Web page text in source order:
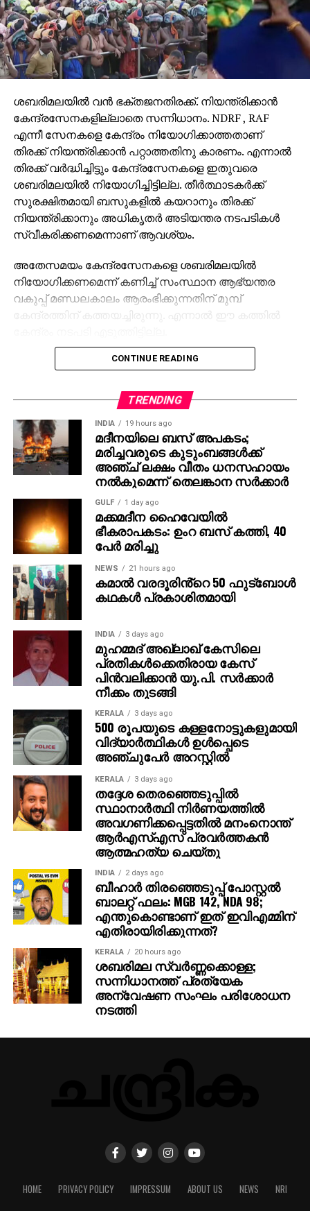
ശബരിമലയില്‍ വന്‍ ഭക്തജനതിരക്ക്. നിയന്ത്രിക്കാന്‍
കേന്ദ്രസേനകളില്ലാതെ സന്നിധാനം. NDRF , RAF
എന്നീ സേനകളെ കേന്ദ്രം നിയോഗിക്കാത്തതാണ്
തിരക്ക് നിയന്ത്രിക്കാന്‍ പറ്റാത്തതിനു കാരണം. എന്നാല്‍
തിരക്ക് വര്‍ദ്ധിച്ചിട്ടും കേന്ദ്രസേനകളെ ഇതുവരെ
ശബരിമലയില്‍ നിയോഗിച്ചിട്ടില്ല. തീര്‍ത്ഥാടകര്‍ക്ക്
സുരക്ഷിതമായി ബസുകളില്‍ കയറാനും തിരക്ക്
നിയന്ത്രിക്കാനും അധികൃതര്‍ അടിയന്തര നടപടികള്‍
സ്വീകരിക്കണമെന്നാണ് ആവശ്യം.
അതേസമയം കേന്ദ്രസേനകളെ ശബരിമലയില്‍
നിയോഗിക്കണമെന്ന് കണിച്ച് സംസ്ഥാന ആഭ്യന്തര
വകുപ്പ് മണ്ഡലകാലം ആരംഭിക്കുന്നതിന് മുമ്പ്
കേന്ദ്രത്തിന് കത്തയച്ചിരുന്നു. എന്നാല്‍ ഈ കത്തില്‍
ശബരിമല ദര്‍ശനം ലഭിക്കാതെ നിരവധി ഭക്തര്‍ ഇന്ന്
ത്തില്‍ എത്തി ദര്‍ശനം നടത്തി. നിലക്കല്‍ നിന്നും വാഹന
സൗകര്യം ലഭിക്കാതെയും ഭക്തര്‍ പന്തളത്ത്
എത്തിയിട്ടുണ്ട്. പന്തളത് എത്തി നെയ്യഭിഷേകം നടത്തി
മാല ഊരിയാണ് ഇവര്‍ നാട്ടിലേക്ക് തിരിച്ചു പോയത്.
മുന്‍ വര്‍ഷങ്ങളിലെപോലെ ബാരിക്കേഡ് വെച്ചുള്ള
നിയന്ത്രണ സംവിധാനം ഇത്തവണ നിലയ്ക്കലില്‍
ഏര്‍പ്പെടുത്താത്തതുംതിക്കിനും തിരക്കിനും
കാരണമായിട്ടുണ്ട്
CONTINUE READING
TRENDING
INDIA 19 hours ago
മദീനയിലെ ബസ് അപകടം;
മരിച്ചവരുടെ കുടുംബങ്ങള്‍ക്ക്
അഞ്ച് ലക്ഷം വീതം ധനസഹായം
നല്‍കുമെന്ന് തെലങ്കാന സര്‍ക്കാര്‍
GULF 1 day ago
മക്കമദീന ഹൈവേയില്‍
ഭീകരാപകടം: ഉംറ ബസ് കത്തി, 40
പേര്‍ മരിച്ചു
NEWS 21 hours ago
കമാൽ വരദൂരിൻ്റെ 50 ഫുട്ബോൾ
കഥകൾ പ്രകാശിതമായി
INDIA 3 days ago
മുഹമ്മദ് അഖ്‌ലാഖ് കേസിലെ
പ്രതികള്‍ക്കെതിരായ കേസ്
പിന്‍വലിക്കാന്‍ യു.പി. സര്‍ക്കാര്‍
നീക്കം തുടങ്ങി
KERALA 3 days ago
500 രൂപയുടെ കള്ളനോട്ടുകളുമായി
വിദ്യാര്‍ത്ഥികള്‍ ഉള്‍പ്പെടെ
അഞ്ചുപേര്‍ അറസ്റ്റില്‍
KERALA 3 days ago
തദ്ദേശ തെരഞ്ഞെടുപ്പില്‍
സ്ഥാനാര്‍ത്ഥി നിര്‍ണയത്തില്‍
അവഗണിക്കപ്പെട്ടതില്‍ മനംനൊന്ത്
ആര്‍എസ്എസ് പ്രവര്‍ത്തകന്‍
ആത്മഹത്യ ചെയ്തു
INDIA 2 days ago
ബീഹാർ തിരഞ്ഞെടുപ്പ് പോസ്റ്റൽ
ബാലറ്റ് ഫലം: MGB 142, NDA 98;
എന്തുകൊണ്ടാണ് ഇത് ഇവിഎമ്മിന്
എതിരായിരിക്കുന്നത്?
KERALA 20 hours ago
ശബരിമല സ്വര്‍ണ്ണക്കൊള്ള;
സന്നിധാനത്ത് പ്രത്യേക
അന്വേഷണ സംഘം പരിശോധന
നടത്തി
HOME PRIVACY POLICY IMPRESSUM ABOUT US NEWS NRI